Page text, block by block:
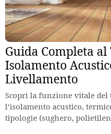
Guida Completa
Isolamento
Livellamento
Scopri la funzione vitale del
l’isolamento acustico,
tipologie (sughero,